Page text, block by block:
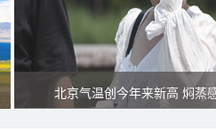
北京气温创今年来新高 焖蒸